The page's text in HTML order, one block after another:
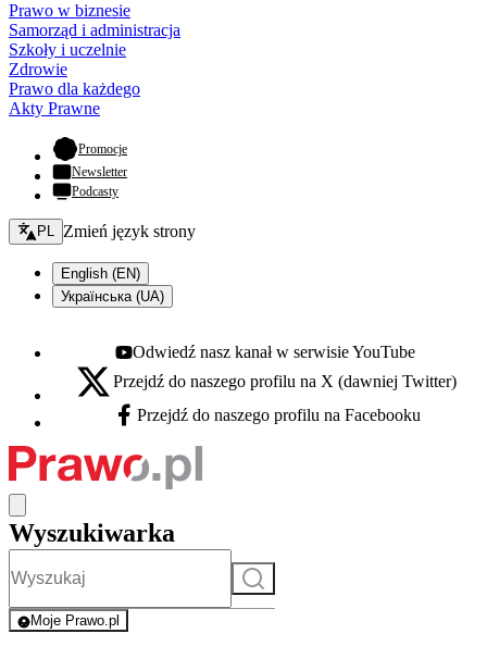
Prawo w biznesie
Samorząd i administracja
Szkoły i uczelnie
Zdrowie
Prawo dla każdego
Akty Prawne
Promocje- otwiera się w nowej karcie
Newsletter
Podcasty
Zmień język - bieżący:
PL Zmień język strony
English (EN)
Українська (UA)
Youtube - otwiera się w nowej karcie
Odwiedź nasz kanał w serwisie YouTube
X - otwiera się w nowej karcie
Przejdź do naszego profilu na X (dawniej Twitter)
Facebook - otwiera się w nowej karcie
Przejdź do naszego profilu na Facebooku
Wyszukiwarka
Szukaj
Moje Prawo.pl
- rejestracja i logowanie do serwisu